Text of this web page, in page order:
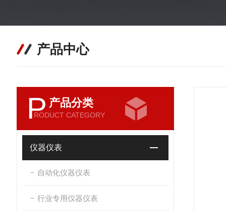
产品中心
P 产品分类
RODUCT CATEGORY
仪器仪表
自动化仪器仪表
行业专用仪器仪表